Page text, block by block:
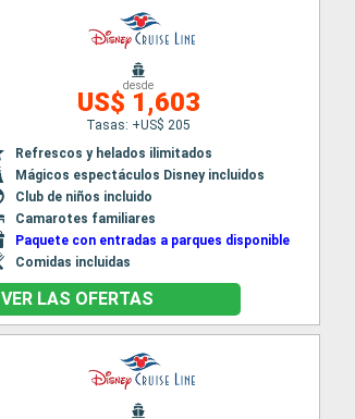
desde
US$ 1,603
Tasas: +US$ 205
Refrescos y helados ilimitados
Mágicos espectáculos Disney incluidos
Club de niños incluido
Camarotes familiares
Paquete con entradas a parques disponible
Comidas incluidas
VER LAS OFERTAS